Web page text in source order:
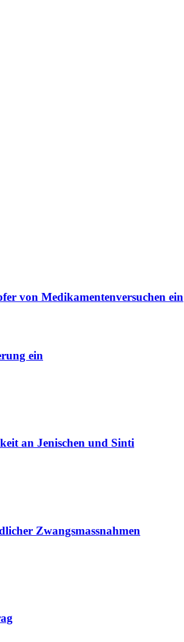
von Medikamentenversuchen ein
ein
an Jenischen und Sinti
Zwangsmassnahmen